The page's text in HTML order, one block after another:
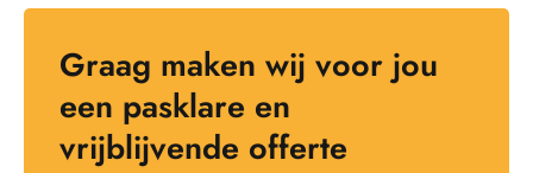
Graag maken wij voor jou
een pasklare en
vrijblijvende offerte